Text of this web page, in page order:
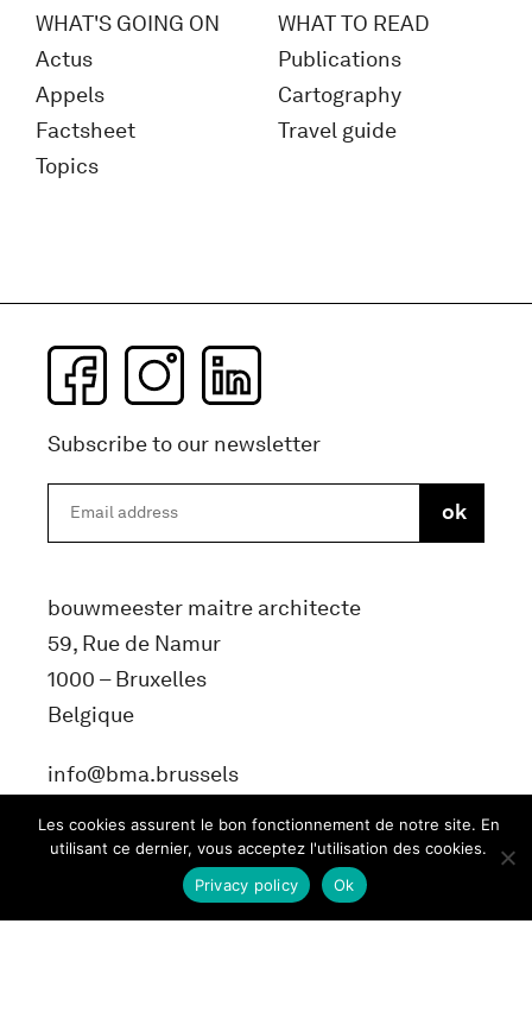
WHAT'S GOING ON
Actus
Appels
Factsheet
Topics
WHAT TO READ
Publications
Cartography
Travel guide
Subscribe to our newsletter
bouwmeester maitre architecte
59, Rue de Namur
1000 – Bruxelles
Belgique
info@bma.brussels
Les cookies assurent le bon fonctionnement de notre site. En
utilisant ce dernier, vous acceptez l'utilisation des cookies.
Ok
Privacy policy